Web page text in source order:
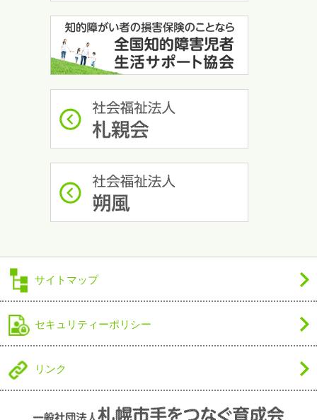
サイトマップ
セキュリティーポリシー
リンク